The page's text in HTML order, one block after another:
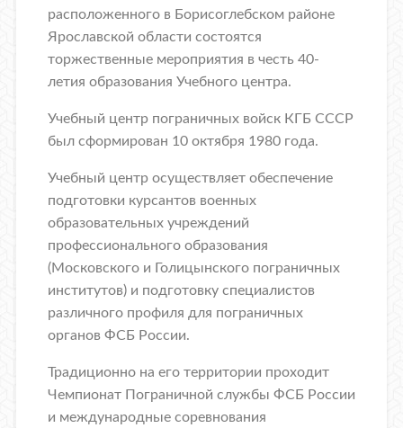
расположенного в Борисоглебском районе
Ярославской области состоятся
торжественные мероприятия в честь 40-
летия образования Учебного центра.
Учебный центр пограничных войск КГБ СССР
был сформирован 10 октября 1980 года.
Учебный центр осуществляет обеспечение
подготовки курсантов военных
образовательных учреждений
профессионального образования
(Московского и Голицынского пограничных
институтов) и подготовку специалистов
различного профиля для пограничных
органов ФСБ России.
Традиционно на его территории проходит
Чемпионат Пограничной службы ФСБ России
и международные соревнования